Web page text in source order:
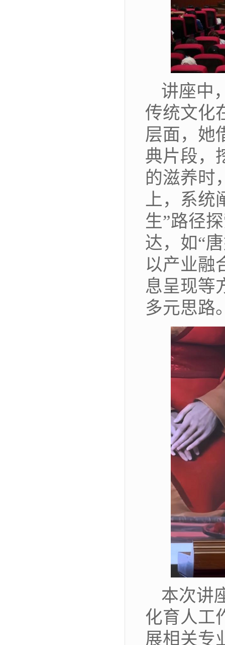
讲座中
传统文化
层面，她
典片段，
的滋养时
上，系统
生”路径
达，如“
以产业融
息呈现等
多元思路
本次讲
化育人工
展相关专